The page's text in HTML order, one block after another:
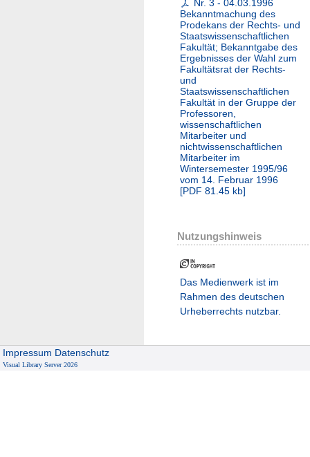
Nr. 3 - 04.03.1996
Bekanntmachung des
Prodekans der Rechts- und
Staatswissenschaftlichen
Fakultät; Bekanntgabe des
Ergebnisses der Wahl zum
Fakultätsrat der Rechts-
und
Staatswissenschaftlichen
Fakultät in der Gruppe der
Professoren,
wissenschaftlichen
Mitarbeiter und
nichtwissenschaftlichen
Mitarbeiter im
Wintersemester 1995/96
vom 14. Februar 1996
[PDF 81.45 kb]
Nutzungshinweis
Das Medienwerk ist im
Rahmen des deutschen
Urheberrechts nutzbar.
Impressum Datenschutz
Visual Library Server 2026